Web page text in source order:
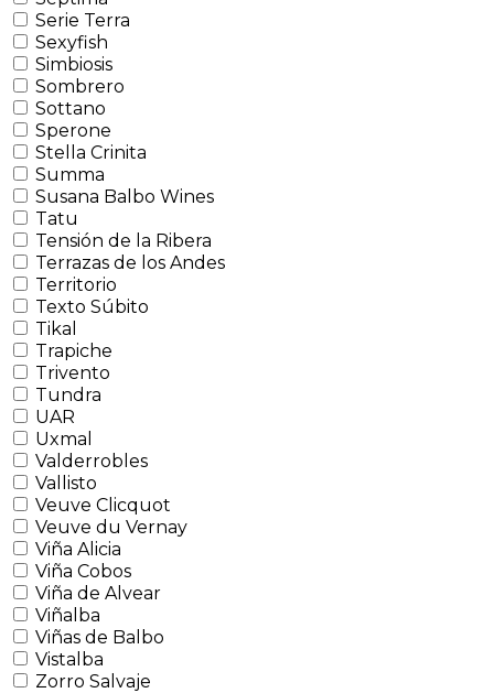
Serie Terra
Sexyfish
Simbiosis
Sombrero
Sottano
Sperone
Stella Crinita
Summa
Susana Balbo Wines
Tatu
Tensión de la Ribera
Terrazas de los Andes
Territorio
Texto Súbito
Tikal
Trapiche
Trivento
Tundra
UAR
Uxmal
Valderrobles
Vallisto
Veuve Clicquot
Veuve du Vernay
Viña Alicia
Viña Cobos
Viña de Alvear
Viñalba
Viñas de Balbo
Vistalba
Zorro Salvaje